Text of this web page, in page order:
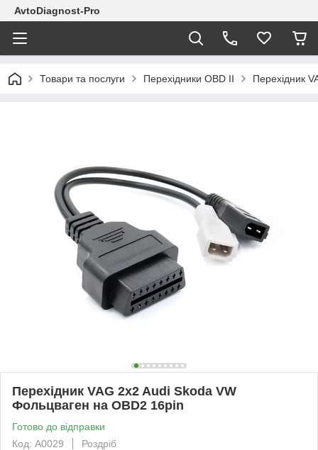
AvtoDiagnost-Pro
Товари та послуги Перехідники OBD II Перехідник
Перехідник VAG 2x2 Audi Skoda VW
Фольцваген на OBD2 16pin
Готово до відправки
Код: A0029
Роздріб